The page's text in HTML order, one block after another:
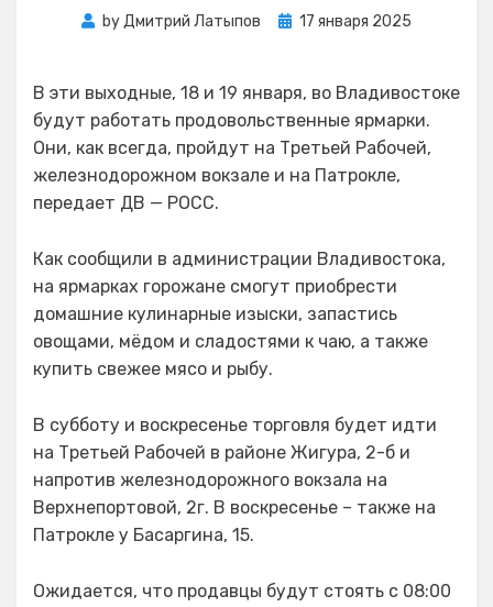
byДмитрий Латыпов
Posted
17 января 2025
В эти выходные, 18 и 19 января, во Владивостоке
будут работать продовольственные ярмарки.
Они, как всегда, пройдут на Третьей Рабочей,
железнодорожном вокзале и на Патрокле,
передает ДВ — РОСС.
Как сообщили в администрации Владивостока,
на ярмарках горожане смогут приобрести
домашние кулинарные изыски, запастись
овощами, мёдом и сладостями к чаю, а также
купить свежее мясо и рыбу.
В субботу и воскресенье торговля будет идти
на Третьей Рабочей в районе Жигура, 2-б и
напротив железнодорожного вокзала на
Верхнепортовой, 2г. В воскресенье – также на
Патрокле у Басаргина, 15.
Ожидается, что продавцы будут стоять с 08:00